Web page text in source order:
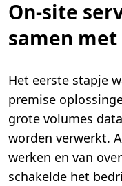
On-site
samen
Het eerste stapje
premise
grote volumes
worden verwerkt.
werken en van
schakelde het